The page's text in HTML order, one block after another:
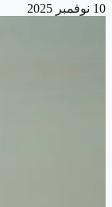
10 نوفمبر 2025